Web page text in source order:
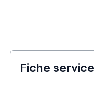
Fiche service